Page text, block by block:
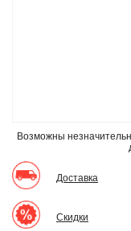
Возможны
Доставка
Скидки